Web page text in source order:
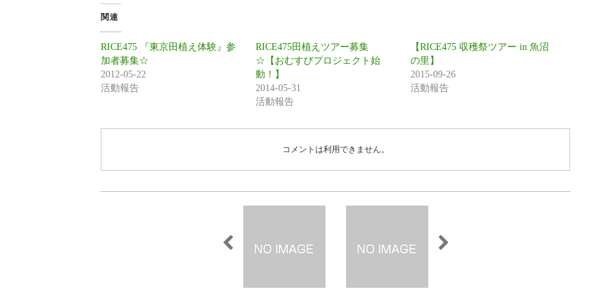
関連
RICE475 『東京田植え体験』参
加者募集☆
2012-05-22
活動報告
RICE475田植えツアー募集
☆【おむすびプロジェクト始
動！】
2014-05-31
活動報告
【RICE475 収穫祭ツアー in 魚沼
の里】
2015-09-26
活動報告
コメントは利用できません。